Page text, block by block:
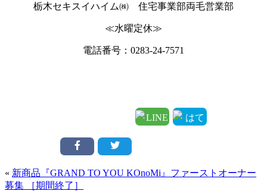
栃木セキスイハイム㈱ 住宅事業部両毛営業部
≪水曜定休≫
電話番号：0283-24-7571
« 新商品『GRAND TO YOU KOnoMi』ファーストオーナー
募集 ［期間終了］